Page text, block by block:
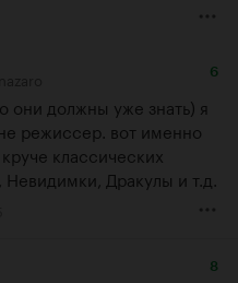
6
они должны уже знать) я
режиссер. вот именно
классических
Дракулы и т.д.
8